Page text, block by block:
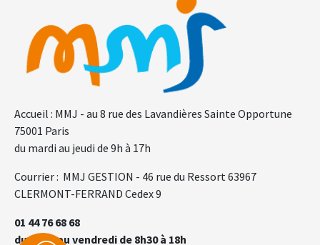
Accueil : MMJ - au 8 rue des Lavandières Sainte Opportune
75001 Paris
du mardi au jeudi de 9h à 17h
Courrier : MMJ GESTION - 46 rue du Ressort 63967
CLERMONT-FERRAND Cedex 9
01 44 76 68 68
du lundi au vendredi de 8h30 à 18h